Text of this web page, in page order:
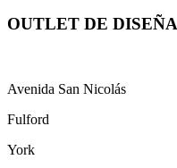
OUTLET DE
Avenida San Nicolás
Fulford
York